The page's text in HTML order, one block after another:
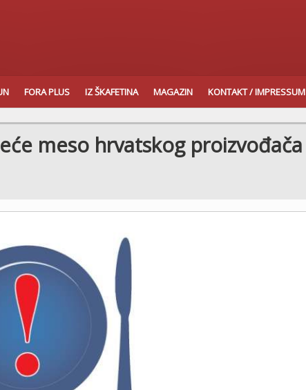
FORA PLUS IZ ŠKAFETINA MAGAZIN KONTAKT / IMPRESSUM
meso hrvatskog proizvođača